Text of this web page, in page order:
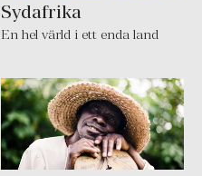
Sydafrika
En hel värld i ett enda land